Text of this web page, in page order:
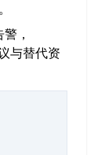
，
与替代资